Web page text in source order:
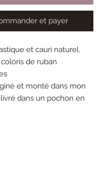
et payer
et cauri naturel.
de ruban
et monté dans mon
dans un pochon en